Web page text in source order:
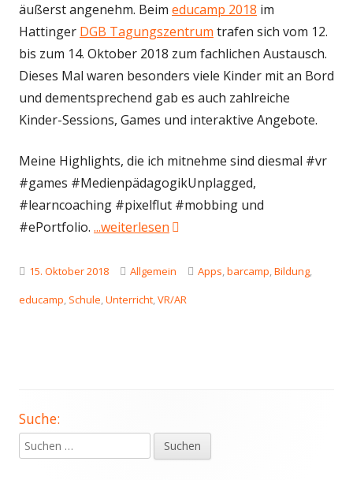
äußerst angenehm. Beim educamp 2018 im
Hattinger DGB Tagungszentrum trafen sich vom 12.
bis zum 14. Oktober 2018 zum fachlichen Austausch.
Dieses Mal waren besonders viele Kinder mit an Bord
und dementsprechend gab es auch zahlreiche
Kinder-Sessions, Games und interaktive Angebote.
Meine Highlights, die ich mitnehme sind diesmal #vr
#games #MedienpädagogikUnplagged,
#learncoaching #pixelflut #mobbing und
#ePortfolio. ...weiterlesen "Rückblick zum eduCamp
Veröffentlicht
am
15. Oktober 2018 Kategorien
Allgemein Schlagwörter
Apps,barcamp,Bildung,
educamp, Schule,Unterricht,VR/AR
Haupt-
Seitenleiste
Suche:
Suchen
nach: